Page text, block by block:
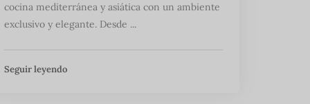
cocina mediterránea y asiática con un ambiente
exclusivo y elegante. Desde ...
Seguir leyendo